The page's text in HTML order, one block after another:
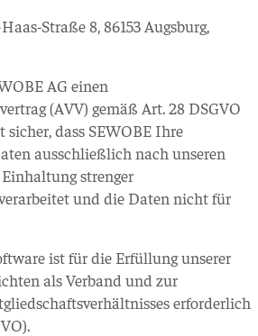
Straße 8, 86153 Augsburg,
AG einen
(AVV) gemäß Art. 28 DSGVO
sicher, dass SEWOBE Ihre
ausschließlich nach unseren
strenger
und die Daten nicht für
ist für die Erfüllung unserer
als Verband und zur
erforderlich